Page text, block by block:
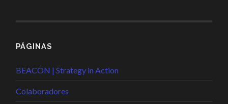
PÁGINAS
BEACON | Strategy in Action
Colaboradores